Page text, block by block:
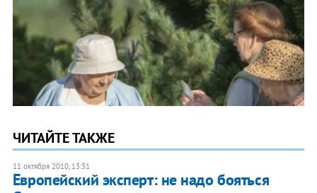
ЧИТАЙТЕ ТАКЖЕ
11 октября 2010, 13:31
Европейский эксперт: не надо бояться